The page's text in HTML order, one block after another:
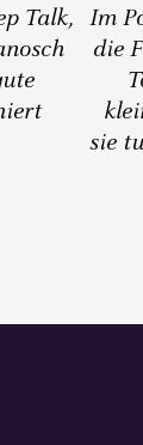
Talk, Im
die
sie